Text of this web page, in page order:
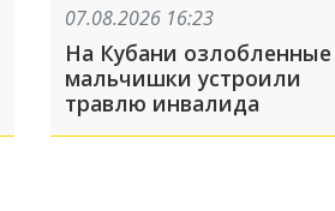
07.08.2026 16:23
На Кубани озлобленные
мальчишки устроили
травлю инвалида